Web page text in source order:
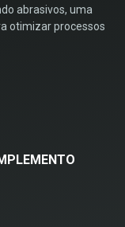
abrasivos, uma
otimizar processos